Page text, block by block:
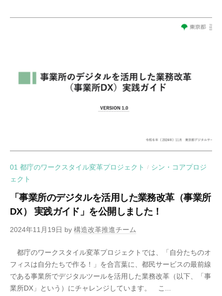
01 都庁のワークスタイル変革プロジェクト / シン・コアプロジ
ェクト
「事業所のデジタルを活用した業務改革（事業所
DX） 実践ガイド」を公開しました！
2024年11月19日 by 構造改革推進チーム
都庁のワークスタイル変革プロジェクトでは、「自分たちのオ
フィスは自分たちで作る！」を合言葉に、都民サービスの最前線
である事業所でデジタルツールを活用した業務改革（以下、「事
業所DX」という）にチャレンジしています。 こ...